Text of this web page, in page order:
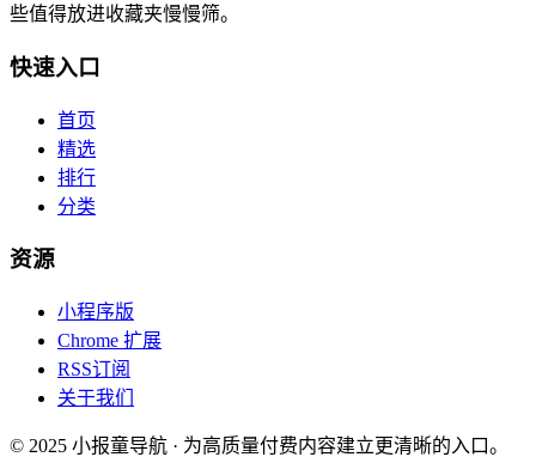
些值得放进收藏夹慢慢筛。
快速入口
首页
精选
排行
分类
资源
小程序版
Chrome 扩展
RSS订阅
关于我们
© 2025 小报童导航 · 为高质量付费内容建立更清晰的入口。